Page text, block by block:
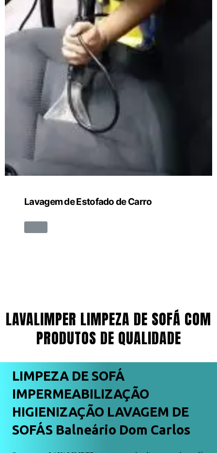
Lavagem de Estofado de Carro
LAVALIMPER LIMPEZA DE SOFÁ COM
PRODUTOS DE QUALIDADE
LIMPEZA DE SOFÁ
IMPERMEABILIZAÇÃO
HIGIENIZAÇÃO LAVAGEM DE
SOFÁS Balneário Dom Carlos